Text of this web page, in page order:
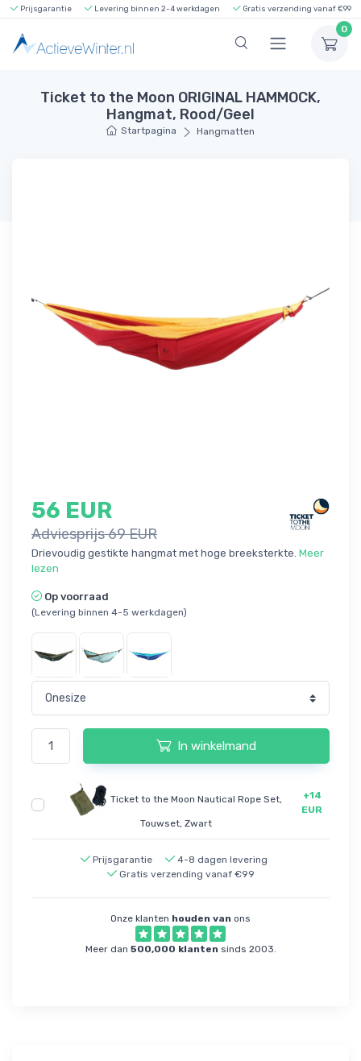
Prijsgarantie Levering binnen 2-4 werkdagen Gratis verzending vanaf €99
0
Ticket to the Moon ORIGINAL HAMMOCK,
Hangmat, Rood/Geel
Startpagina Hangmatten
56 EUR
Adviesprijs 69 EUR
Drievoudig gestikte hangmat met hoge breeksterkte. Meer
lezen
Op voorraad
(Levering binnen 4-5 werkdagen)
In winkelmand
Ticket to the Moon Nautical Rope Set,
Touwset, Zwart
+14
EUR
Prijsgarantie
4-8 dagen levering
Gratis verzending vanaf €99
Onze klanten houden van ons
Meer dan 500,000 klanten sinds 2003.